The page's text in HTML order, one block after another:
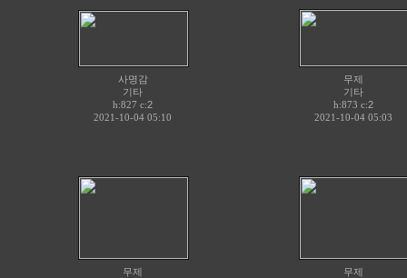
사명감
기타
h:827 c:2
2021-10-04 05:10
무제
기타
h:873 c:2
2021-10-04 05:03
무제
무제